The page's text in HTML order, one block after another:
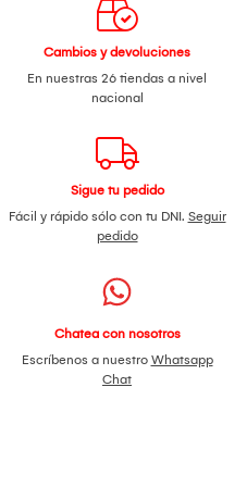
Cambios y devoluciones
En nuestras 26 tiendas a nivel
nacional
Sigue tu pedido
Fácil y rápido sólo con tu DNI. Seguir
pedido
Chatea con nosotros
Escríbenos a nuestro Whatsapp
Chat